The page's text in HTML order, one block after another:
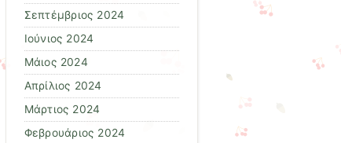
Σεπτέμβριος 2024
Ιούνιος 2024
Μάιος 2024
Απρίλιος 2024
Μάρτιος 2024
Φεβρουάριος 2024